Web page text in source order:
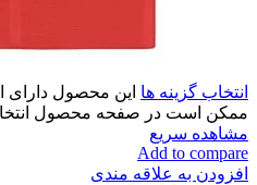
انتخاب گزینه ها این محصول دارای
ممکن است در صفحه محصول
مشاهده سریع
Add to compare
افزودن به علاقه مندی